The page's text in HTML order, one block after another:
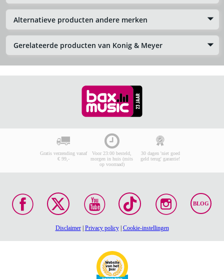
Alternatieve producten andere merken
Gerelateerde producten van Konig & Meyer
Gratis verzending vanaf
€ 99,-
Voor 23:00 besteld,
morgen in huis (mits
op voorraad)
30 dagen 'niet goed
geld terug' garantie!
BLOG
Disclaimer| Privacy policy| Cookie-instellingen